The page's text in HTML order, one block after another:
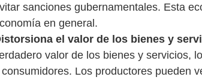
sanciones gubernamentales. Esta
en general.
el valor de los bienes y
valor de los bienes y servicios,
Los productores pueden